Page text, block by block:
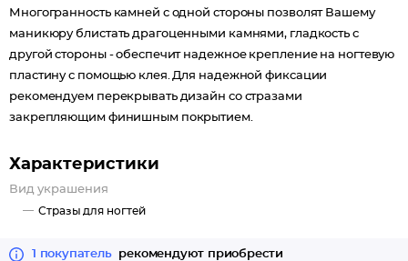
Многогранность камней с одной стороны позволят Вашему
маникюру блистать драгоценными камнями, гладкость с
другой стороны - обеспечит надежное крепление на ногтевую
пластину с помощью клея. Для надежной фиксации
рекомендуем перекрывать дизайн со стразами
закрепляющим финишным покрытием.
Характеристики
Вид украшения
Стразы для ногтей
1 покупатель
рекомендуют приобрести